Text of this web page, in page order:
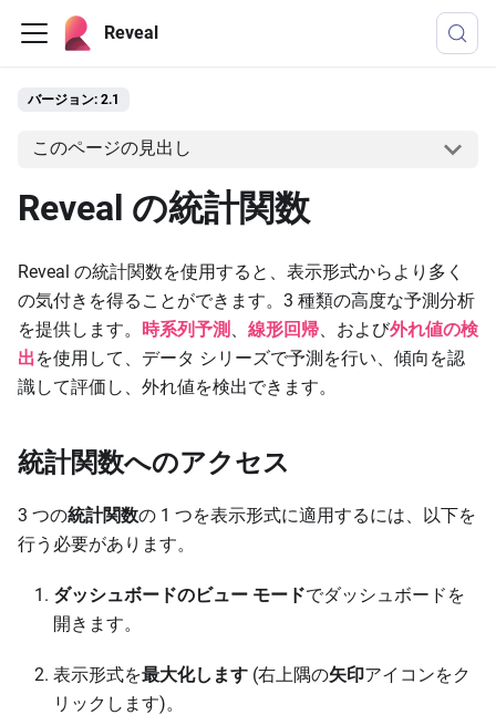
Reveal
バージョン: 2.1
このページの見出し
Reveal の統計関数
Reveal の統計関数を使用すると、表示形式からより多く
の気付きを得ることができます。3 種類の高度な予測分析
を提供します。 時系列予測 線形回帰 、および外れ値の検
出を使用して、データ シリーズで予測を行い、傾向を認
識して評価し、外れ値を検出できます。
統計関数へのアクセス
3 つの統計関数の 1 つを表示形式に適用するには、以下を
行う必要があります。
ダッシュボードのビュー モードでダッシュボードを
開きます。
表示形式を最大化します (右上隅の矢印アイコンをク
リックします)。